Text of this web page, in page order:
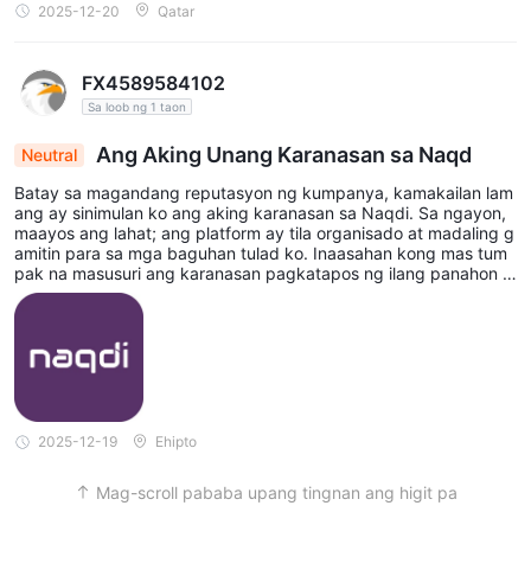
2025-12-20 Qatar
FX4589584102
Sa loob ng 1 taon
Neutral Ang Aking Unang Karanasan sa Naqd
Batay sa magandang reputasyon ng kumpanya, kamakailan lam
ang ay sinimulan ko ang aking karanasan sa Naqdi. Sa ngayon,
maayos ang lahat; ang platform ay tila organisado at madaling g
amitin para sa mga baguhan tulad ko. Inaasahan kong mas tum
pak na masusuri ang karanasan pagkatapos ng ilang panahon n
g pag-trade.
2025-12-19 Ehipto
Mag-scroll pababa upang tingnan ang higit pa